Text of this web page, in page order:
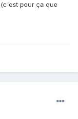
pour ça que